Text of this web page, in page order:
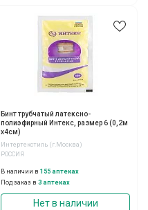
Бинт трубчатый латексно-
полиэфирный Интекс, размер 6 (0,2м
х4см)
Интертекстиль (г.Москва)
РОССИЯ
В наличии в 155 аптеках
Под заказ в 3 аптеках
Нет в наличии